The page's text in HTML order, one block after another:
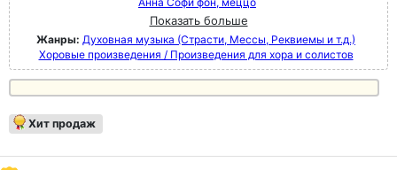
Показать больше
Жанры: Духовная музыка (Страсти, Мессы, Реквиемы и т.д.)
Хоровые произведения / Произведения для хора и солистов
Хит продаж